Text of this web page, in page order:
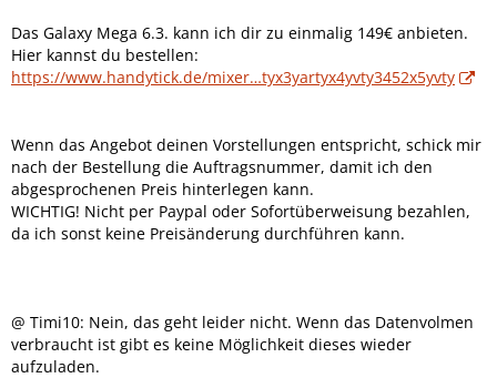
edit2: Konkurrenz hat derbe vorgelegt!
Das Galaxy Mega 6.3. kann ich dir zu einmalig 149€ anbieten.
Hier kannst du bestellen:
https://www.handytick.de/mixer…tyx3yartyx4yvty3452x5yvty
Wenn das Angebot deinen Vorstellungen entspricht, schick mir
nach der Bestellung die Auftragsnummer, damit ich den
abgesprochenen Preis hinterlegen kann.
WICHTIG! Nicht per Paypal oder Sofortüberweisung bezahlen,
da ich sonst keine Preisänderung durchführen kann.
@ Timi10: Nein, das geht leider nicht. Wenn das Datenvolmen
verbraucht ist gibt es keine Möglichkeit dieses wieder
aufzuladen.